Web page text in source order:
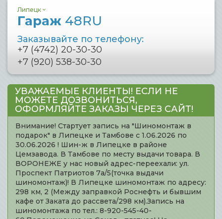
Липецк
Гараж 48RU
Заказывайте по телефону:
+7 (4742) 20-30-30
+7 (920) 538-30-30
УВАЖАЕМЫЕ КЛИЕНТЫ! ЕСЛИ НЕ
МОЖЕТЕ ДОЗВОНИТЬСЯ,
ОФОРМЛЯЙТЕ ЗАКАЗЫ ЧЕРЕЗ САЙТ!
Внимание! Стартует запись на "Шиномонтаж в
подарок" в Липецке и Тамбове с 1.06.2026 по
30.06.2026 ! Шин-ж в Липецке в районе
Цемзавода. В Тамбове по месту выдачи товара. В
ВОРОНЕЖЕ у нас новый адрес-переехали: ул.
Проспект Патриотов 7а/5(точка выдачи
шиномонтаж)! В Липецке шиномонтаж по адресу:
298 км, 2 (Между заправкой Роснефть и бывшим
кафе от Заката до рассвета/298 км).Запись на
шиномонтажа по тел.: 8-920-545-40-